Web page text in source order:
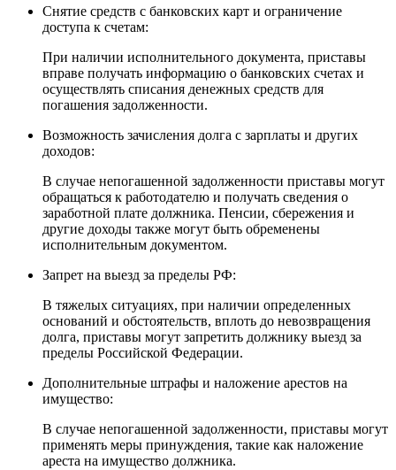
Снятие средств с банковских карт и ограничение
доступа к счетам:
При наличии исполнительного документа, приставы
вправе получать информацию о банковских счетах и
осуществлять списания денежных средств для
погашения задолженности.
Возможность зачисления долга с зарплаты и других
доходов:
В случае непогашенной задолженности приставы могут
обращаться к работодателю и получать сведения о
заработной плате должника. Пенсии, сбережения и
другие доходы также могут быть обременены
исполнительным документом.
Запрет на выезд за пределы РФ:
В тяжелых ситуациях, при наличии определенных
оснований и обстоятельств, вплоть до невозвращения
долга, приставы могут запретить должнику выезд за
пределы Российской Федерации.
Дополнительные штрафы и наложение арестов на
имущество:
В случае непогашенной задолженности, приставы могут
применять меры принуждения, такие как наложение
ареста на имущество должника.